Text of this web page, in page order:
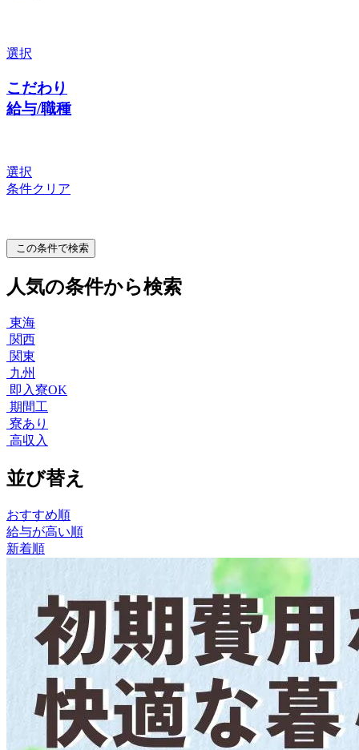
選択
こだわり
給与/職種
選択
条件クリア
この条件で検索
人気の条件から検索
東海
関西
関東
九州
即入寮OK
期間工
寮あり
高収入
並び替え
おすすめ順
給与が高い順
新着順